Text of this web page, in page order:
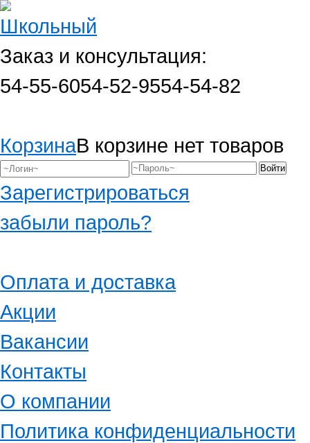
Заказ и консультация:
54-55-6054-52-9554-54-82
КорзинаВ корзине нет товаров
Зарегистрироваться
забыли пароль?
Оплата и доставка
Акции
Вакансии
Контакты
О компании
Политика конфиденциальности